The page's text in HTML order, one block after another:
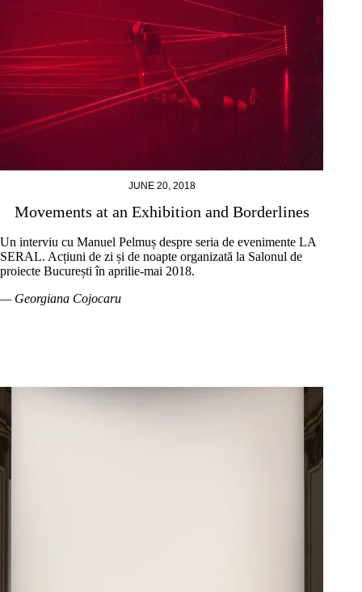
JUNE 20, 2018
Movements at an Exhibition and Borderlines
Un interviu cu Manuel Pelmuș despre seria de evenimente LA
SERAL. Acțiuni de zi și de noapte organizată la Salonul de
proiecte București în aprilie-mai 2018.
— Georgiana Cojocaru